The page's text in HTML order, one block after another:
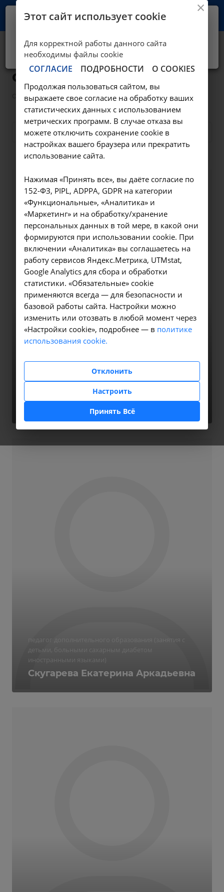
Сотрудники
образование
О клинике — Сотрудники — Сотрудники образование
- Выберите специализацию
педагог дополнительного образования, (занятия с
больными сахарным диабетом по психологической
Горева Юлия Анатольевна
педагог дополнительного образования (занятия с
детьми, больными сахарным диабетом
иностранными языками)
Скугарева Екатерина Аркадьевна
Ваш город -Иркутск?
Да, верно Нет, выбрать другой
Этот сайт использует cookie
Для корректной работы данного сайта
необходимы файлы cookie
СОГЛАСИЕ ПОДРОБНОСТИ О COOKIES
Продолжая пользоваться сайтом, вы
выражаете свое согласие на обработку ваших
статистических данных с использованием
метрических программ. В случае отказа вы
можете отключить сохранение cookie в
настройках вашего браузера или прекратить
использование сайта.
Нажимая «Принять все», вы даёте согласие по
152-ФЗ, PIPL, ADPPA, GDPR на категории
«Функциональные», «Аналитика» и
«Маркетинг» и на обработку/хранение
персональных данных в той мере, в какой они
формируются при использовании cookie. При
включении «Аналитика» вы соглашаетесь на
работу сервисов Яндекс.Метрика, UTMstat,
Google Analytics для сбора и обработки
статистики. «Обязательные» cookie
применяются всегда — для безопасности и
базовой работы сайта. Настройки можно
изменить или отозвать в любой момент через
«Настройки cookie», подробнее — в политике
использования cookie.
Отклонить
Настроить
Принять Всё